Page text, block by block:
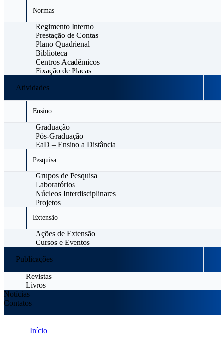
Normas
Regimento Interno
Prestação de Contas
Plano Quadrienal
Biblioteca
Centros Acadêmicos
Fixação de Placas
Atividades
Ensino
Graduação
Pós-Graduação
EaD – Ensino a Distância
Pesquisa
Grupos de Pesquisa
Laboratórios
Núcleos Interdisciplinares
Projetos
Extensão
Ações de Extensão
Cursos e Eventos
Publicações
Revistas
Livros
Notícias
Contatos
Início